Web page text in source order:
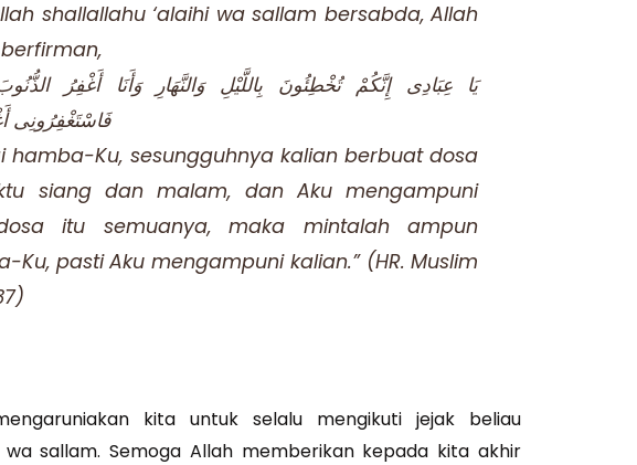
shallallahu ‘alaihi wa sallam bersabda, Allah
berfirman,
يَا عِبَادِى إِنَّكُمْ تُخْطِئُونَ بِاللَّيْلِ وَالنَّهَارِ وَأَنَا أَغْفِرُ
فَاسْتَغْفِرُونِى
hamba-Ku, sesungguhnya kalian berbuat dosa
siang dan malam, dan Aku mengampuni
itu semuanya, maka mintalah ampun
Ku, pasti Aku mengampuni kalian.” (HR. Muslim
kita untuk selalu mengikuti jejak beliau
wa sallam. Semoga Allah memberikan kepada kita akhir